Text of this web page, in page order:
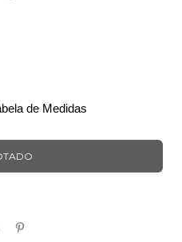
de Medidas